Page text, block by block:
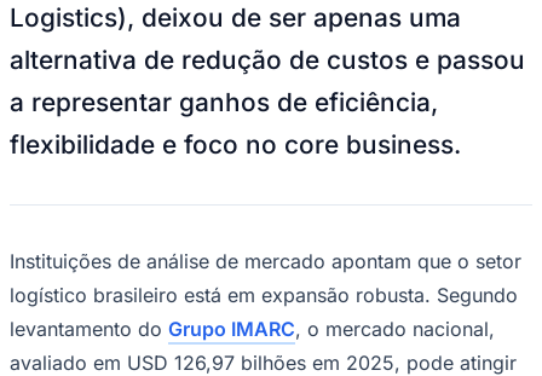
NBA
Fórmula 1
Tênis (ATP)
NHL
Competições de Futebol
Brasileirão Série A
Brasileirão Série B
Paulistão
Copa do Brasil
Logistics), deixou de ser apenas uma
alternativa de redução de custos e passou
a representar ganhos de eficiência,
flexibilidade e foco no core business.
Instituições de análise de mercado apontam que o setor
logístico brasileiro está em expansão robusta. Segundo
levantamento do Grupo IMARC, o mercado nacional,
avaliado em USD 126,97 bilhões em 2025, pode atingir